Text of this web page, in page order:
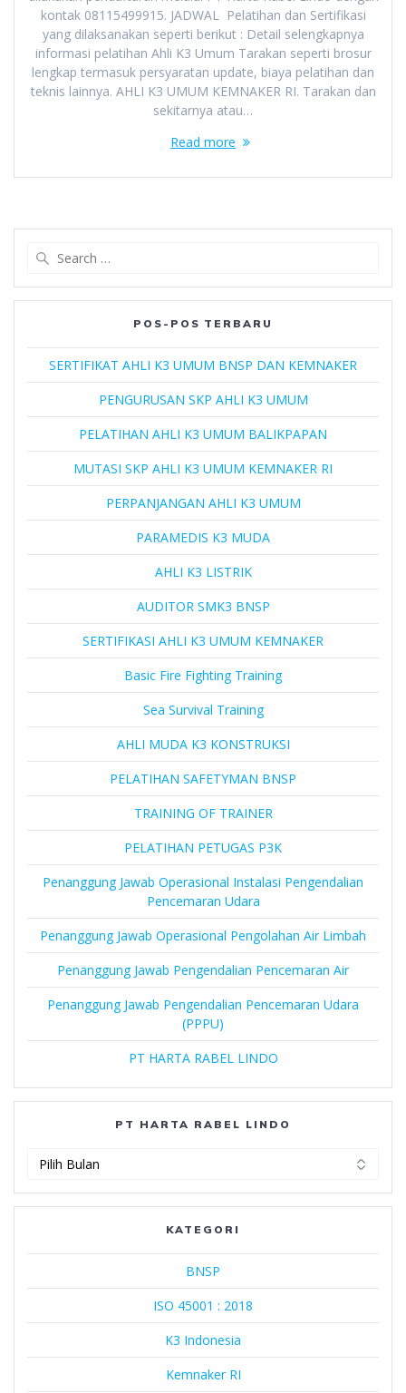
kontak 08115499915. JADWAL Pelatihan dan Sertifikasi
yang dilaksanakan seperti berikut : Detail selengkapnya
informasi pelatihan Ahli K3 Umum Tarakan seperti brosur
lengkap termasuk persyaratan update, biaya pelatihan dan
teknis lainnya. AHLI K3 UMUM KEMNAKER RI. Tarakan dan
sekitarnya atau…
Read more
POS-POS TERBARU
SERTIFIKAT AHLI K3 UMUM BNSP DAN KEMNAKER
PENGURUSAN SKP AHLI K3 UMUM
PELATIHAN AHLI K3 UMUM BALIKPAPAN
MUTASI SKP AHLI K3 UMUM KEMNAKER RI
PERPANJANGAN AHLI K3 UMUM
PARAMEDIS K3 MUDA
AHLI K3 LISTRIK
AUDITOR SMK3 BNSP
SERTIFIKASI AHLI K3 UMUM KEMNAKER
Basic Fire Fighting Training
Sea Survival Training
AHLI MUDA K3 KONSTRUKSI
PELATIHAN SAFETYMAN BNSP
TRAINING OF TRAINER
PELATIHAN PETUGAS P3K
Penanggung Jawab Operasional Instalasi Pengendalian
Pencemaran Udara
Penanggung Jawab Operasional Pengolahan Air Limbah
Penanggung Jawab Pengendalian Pencemaran Air
Penanggung Jawab Pengendalian Pencemaran Udara
(PPPU)
PT HARTA RABEL LINDO
PT HARTA RABEL LINDO
Rabel
KATEGORI
BNSP
ISO 45001 : 2018
K3 Indonesia
Kemnaker RI